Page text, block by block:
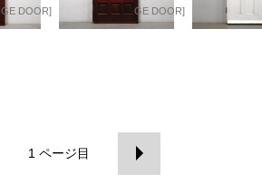
GE DOOR]
GE DOOR]
1 ページ目